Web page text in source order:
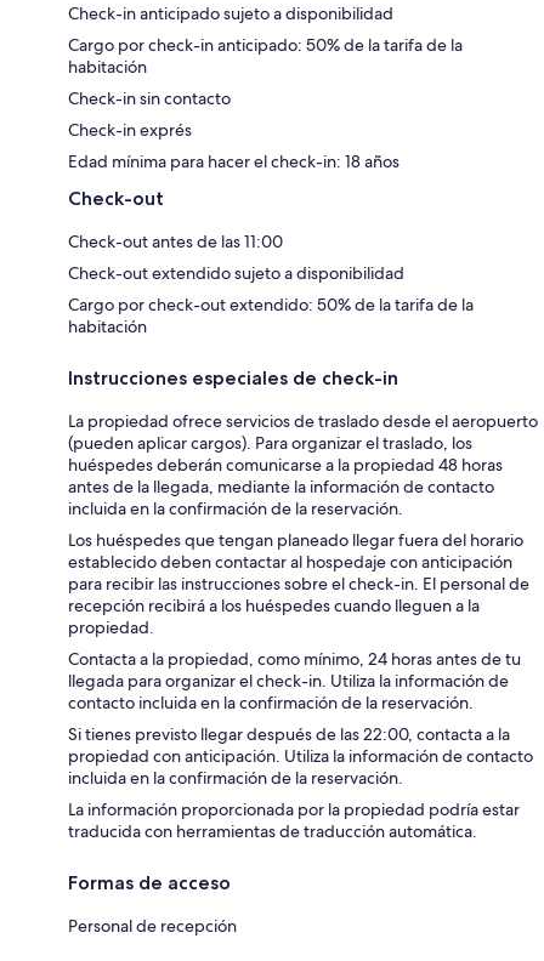
Check-in anticipado sujeto a disponibilidad
Cargo por check-in anticipado: 50% de la tarifa de la
habitación
Check-in sin contacto
Check-in exprés
Edad mínima para hacer el check-in: 18 años
Check-out
Check-out antes de las 11:00
Check-out extendido sujeto a disponibilidad
Cargo por check-out extendido: 50% de la tarifa de la
habitación
Instrucciones especiales de check-in
La propiedad ofrece servicios de traslado desde el aeropuerto
(pueden aplicar cargos). Para organizar el traslado, los
huéspedes deberán comunicarse a la propiedad 48 horas
antes de la llegada, mediante la información de contacto
incluida en la confirmación de la reservación.
Los huéspedes que tengan planeado llegar fuera del horario
establecido deben contactar al hospedaje con anticipación
para recibir las instrucciones sobre el check-in. El personal de
recepción recibirá a los huéspedes cuando lleguen a la
propiedad.
Contacta a la propiedad, como mínimo, 24 horas antes de tu
llegada para organizar el check-in. Utiliza la información de
contacto incluida en la confirmación de la reservación.
Si tienes previsto llegar después de las 22:00, contacta a la
propiedad con anticipación. Utiliza la información de contacto
incluida en la confirmación de la reservación.
La información proporcionada por la propiedad podría estar
traducida con herramientas de traducción automática.
Formas de acceso
Personal de recepción